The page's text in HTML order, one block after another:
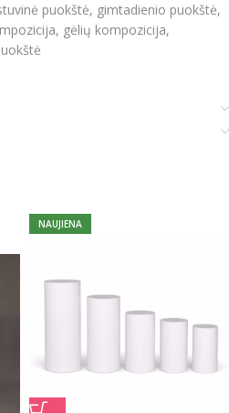
puokštė, gimtadienio puokštė,
gėlių kompozicija,
NAUJIENA